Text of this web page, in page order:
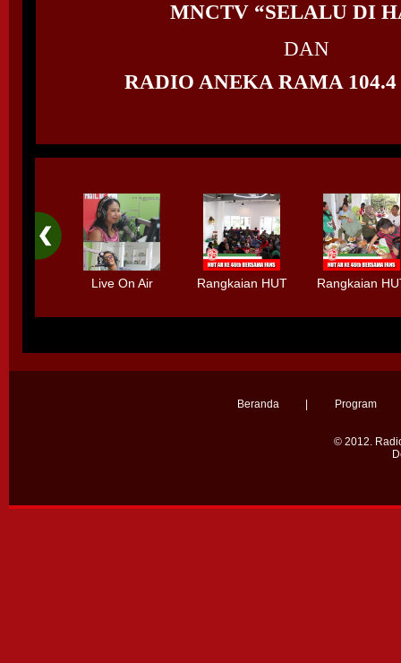
MNCTV “SELALU DI
DAN
RADIO ANEKA RAMA
Live On Air
Debut Album -
Rangkaian HUT
46th Bersama
Rangkaian
46th Bersama
Beranda Program
© 2012.